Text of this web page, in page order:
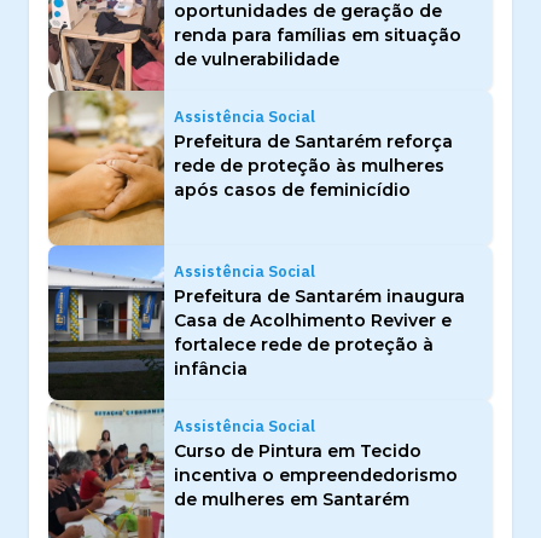
oportunidades de geração de
renda para famílias em situação
de vulnerabilidade
Assistência Social
Prefeitura de Santarém reforça
rede de proteção às mulheres
após casos de feminicídio
Assistência Social
Prefeitura de Santarém inaugura
Casa de Acolhimento Reviver e
fortalece rede de proteção à
infância
Assistência Social
Curso de Pintura em Tecido
incentiva o empreendedorismo
de mulheres em Santarém